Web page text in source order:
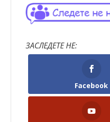
ЗАСЛЕДЕТЕ НЕ:
Facebook